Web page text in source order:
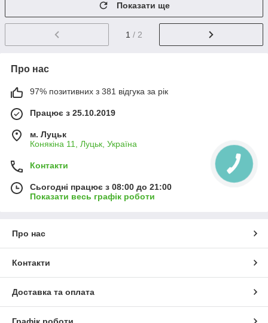
Показати ще
1 / 2
Про нас
97% позитивних з 381 відгука за рік
Працює з 25.10.2019
м. Луцьк
Конякіна 11, Луцьк, Україна
Контакти
Сьогодні працює з 08:00 до 21:00
Показати весь графік роботи
Про нас
Контакти
Доставка та оплата